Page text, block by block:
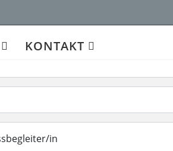
KONTAKT
in